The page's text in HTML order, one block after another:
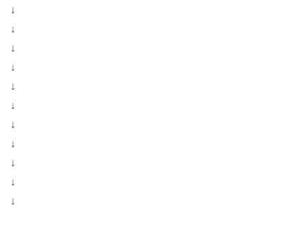
↓
↓
↓
↓
↓
↓
↓
↓
↓
↓
↓